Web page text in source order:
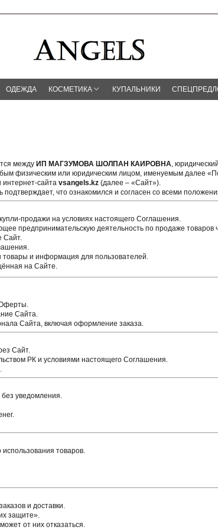
ОДЕЖДА КОСМЕТИКА КУПАЛЬНИКИ
между ИП МАГЗУМОВА ШОЛПАН КАИРОВНА ,
физическим или юридическим лицом, именуемым далее
сайта vsangels.kz (далее – «Сайт»).
что ознакомился и согласен со всеми
продажи на условиях настоящего Соглашения.
деятельность по продаже товаров
Сайт.
товары и информация для пользователей.
на Сайте.
Сайта.
Сайта, включая оформление заказа.
Сайт.
РК и условиями настоящего Соглашения.
уведомления.
товаров.
и доставки.
защите».
от них отказаться.